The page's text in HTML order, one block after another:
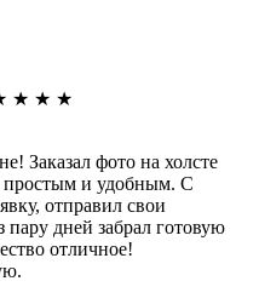
★ ★ ★
Заказал фото на холсте
простым и удобным. С
отправил свои
дней забрал готовую
отличное!